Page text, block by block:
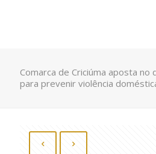
Comarca de Criciúma aposta no
para prevenir violência